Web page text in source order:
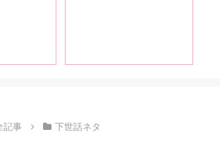
記事 下世話ネタ